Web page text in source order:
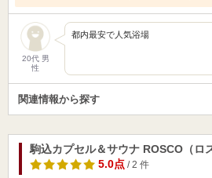
20代 男
性
都内最安で人気浴場
関連情報から探す
駒込カプセル＆サウナ ROSCO（ロ
5.0点/ 2 件